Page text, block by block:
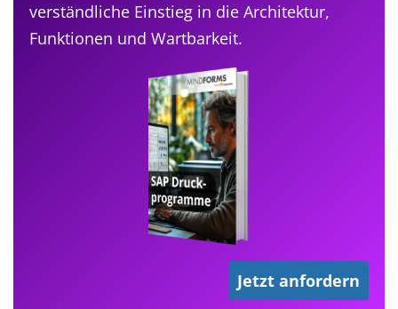
verständliche Einstieg in die Architektur,
Funktionen und Wartbarkeit.
Jetzt anfordern